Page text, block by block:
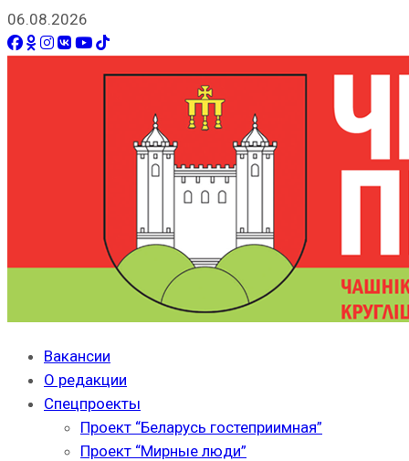
06.08.2026
Вакансии
О редакции
Спецпроекты
Проект “Беларусь гостеприимная”
Проект “Мирные люди”